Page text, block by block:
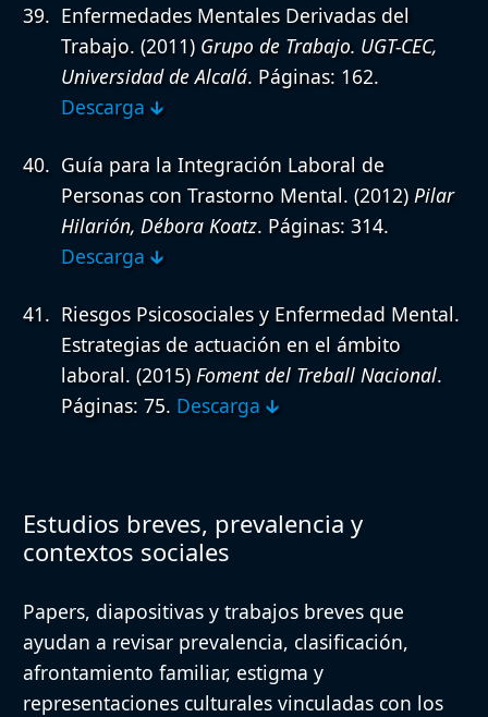
Enfermedades Mentales Derivadas del
Trabajo. (2011) Grupo de Trabajo. UGT-CEC,
Universidad de Alcalá. Páginas: 162.
Descarga 🡳
Guía para la Integración Laboral de
Personas con Trastorno Mental. (2012) Pilar
Hilarión, Débora Koatz. Páginas: 314.
Descarga 🡳
Riesgos Psicosociales y Enfermedad Mental.
Estrategias de actuación en el ámbito
laboral. (2015) Foment del Treball Nacional.
Páginas: 75. Descarga 🡳
Estudios breves, prevalencia y
contextos sociales
Papers, diapositivas y trabajos breves que
ayudan a revisar prevalencia, clasificación,
afrontamiento familiar, estigma y
representaciones culturales vinculadas con los